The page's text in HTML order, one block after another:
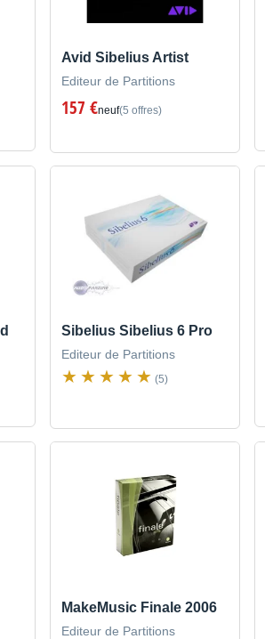
Avid Sibelius Artist
Editeur de Partitions
157 €neuf(5 offres)
Sibelius Sibelius 6 Pro
Editeur de Partitions
(5)
MakeMusic Finale 2006
Editeur de Partitions